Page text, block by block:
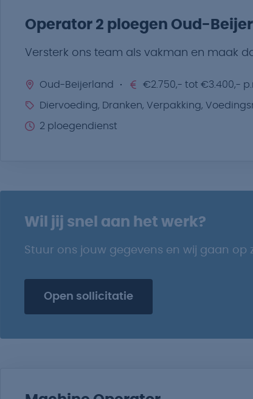
Operator 2 ploegen Oud-
Versterk ons team als vakman en maak
Oud-Beijerland €2.750,- tot €3.400,-
Diervoeding, Dranken, Verpakking,
2 ploegendienst
Wil jij snel aan het werk?
Stuur ons jouw gegevens en wij gaan op
Open sollicitatie